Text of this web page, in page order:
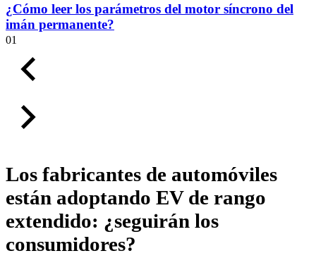
¿Cómo leer los parámetros del motor síncrono del
imán permanente?
01
Los fabricantes de automóviles
están adoptando EV de rango
extendido: ¿seguirán los
consumidores?